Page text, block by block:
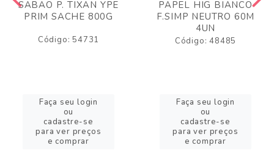
SABAO P. TIXAN YPE
PRIM SACHE 800G
Código: 54731
Faça seu login
ou
cadastre-se
para ver preços
e comprar
PAPEL HIG BIANCO
F.SIMP NEUTRO 60M
4UN
Código: 48485
Faça seu login
ou
cadastre-se
para ver preços
e comprar